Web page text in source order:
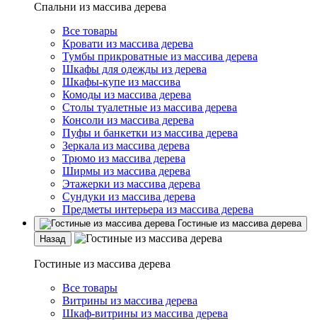
Спальни из массива дерева
Все товары
Кровати из массива дерева
Тумбы прикроватные из массива дерева
Шкафы для одежды из дерева
Шкафы-купе из массива
Комоды из массива дерева
Столы туалетные из массива дерева
Консоли из массива дерева
Пуфы и банкетки из массива дерева
Зеркала из массива дерева
Трюмо из массива дерева
Ширмы из массива дерева
Этажерки из массива дерева
Сундуки из массива дерева
Предметы интерьера из массива дерева
Гостиные из массива дерева
Назад
Гостиные из массива дерева
Все товары
Витрины из массива дерева
Шкаф-витрины из массива дерева